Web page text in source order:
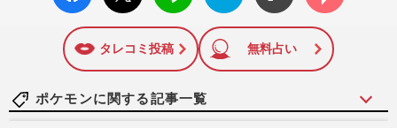
に追加
タレコミ投稿 無料占い
ポケモンに関する記事一覧